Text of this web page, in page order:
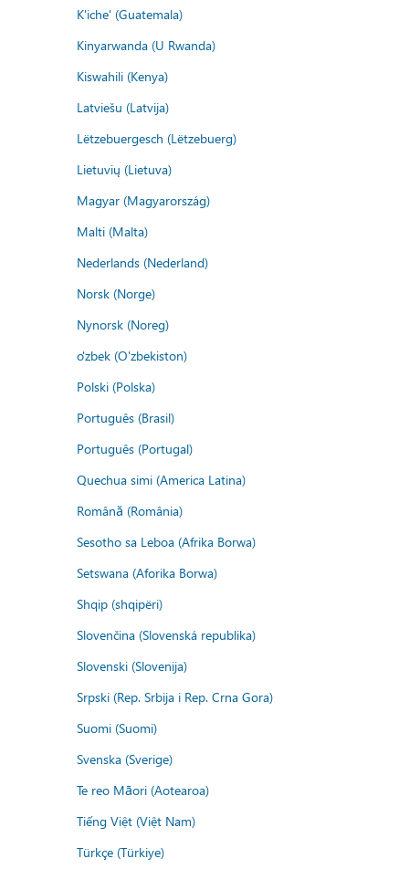
K'iche' (Guatemala)
Kinyarwanda (U Rwanda)
Kiswahili (Kenya)
Latviešu (Latvija)
Lëtzebuergesch (Lëtzebuerg)
Lietuvių (Lietuva)
Magyar (Magyarország)
Malti (Malta)
Nederlands (Nederland)
Norsk (Norge)
Nynorsk (Noreg)
o'zbek (O'zbekiston)
Polski (Polska)
Português (Brasil)
Português (Portugal)
Quechua simi (America Latina)
Română (România)
Sesotho sa Leboa (Afrika Borwa)
Setswana (Aforika Borwa)
Shqip (shqipëri)
Slovenčina (Slovenská republika)
Slovenski (Slovenija)
Srpski (Rep. Srbija i Rep. Crna Gora)
Suomi (Suomi)
Svenska (Sverige)
Te reo Māori (Aotearoa)
Tiếng Việt (Việt Nam)
Türkçe (Türkiye)